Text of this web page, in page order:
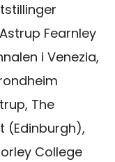
Fearnley
i Venezia,
The
(Edinburgh),
College